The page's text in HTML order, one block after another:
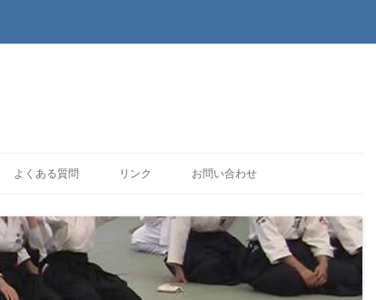
よくある質問 リンク お問い合わせ